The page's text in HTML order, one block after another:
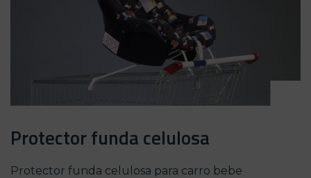
Protector funda celulosa
Protector funda celulosa para carro bebe